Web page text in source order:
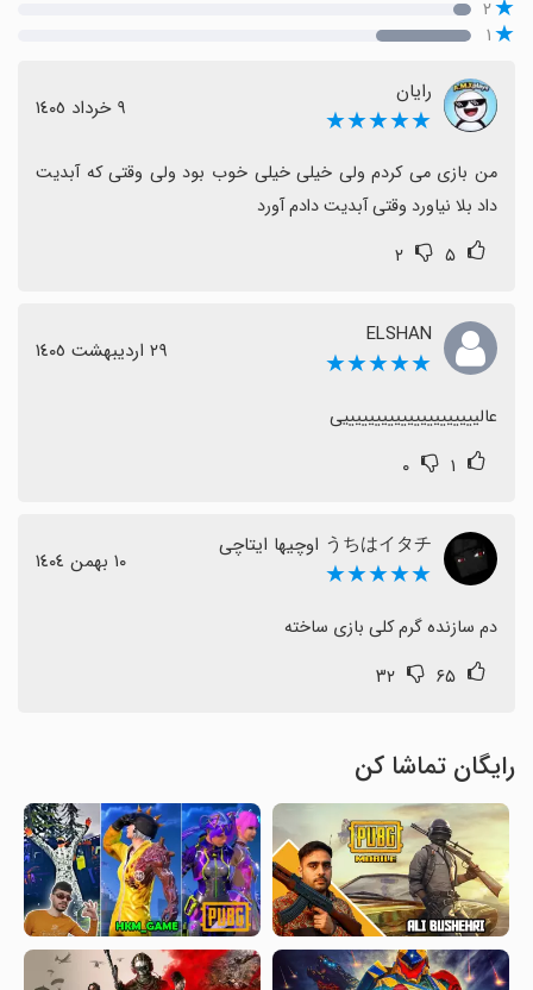
۲
۱
رایان
★★★★★ ٩ خرداد ١٤٠٥
داد بلا نیاورد وقتی آبدیت دادم آورد
۵ ۲
ELSHAN
★★★★★ ٢٩ اردیبهشت ١٤٠٥
عالیییییییییییییییییییییی
۱ ۰
うちはイタチ اوچیها ایتاچی
★★★★★ ١٠ بهمن ١٤٠٤
دم سازنده گرم کلی بازی ساخته
۶۵ ۳۲
رایگان تماشا کن